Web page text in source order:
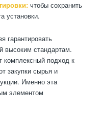
чтобы сохранить
установки.
гарантировать
высоким стандартам.
комплексный подход к
закупки сырья и
Именно эта
элементом